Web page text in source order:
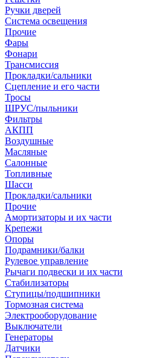
Ручки дверей
Система освещения
Прочие
Фары
Фонари
Трансмиссия
Прокладки/сальники
Сцепление и его части
Тросы
ШРУС/пыльники
Фильтры
АКПП
Воздушные
Масляные
Салонные
Топливные
Шасси
Прокладки/сальники
Прочие
Амортизаторы и их части
Крепежи
Опоры
Подрамники/балки
Рулевое управление
Рычаги подвески и их части
Стабилизаторы
Ступицы/подшипники
Тормозная система
Электрооборудование
Выключатели
Генераторы
Датчики